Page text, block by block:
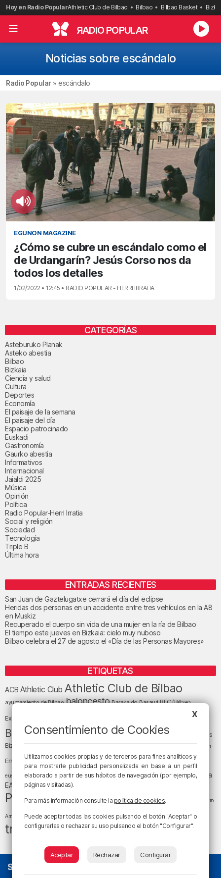
Saltar
al
contenido
Hoy en Radio PopularAthletic Club de Bilbao Bilbao Bilbao Basket
RADIO POPULAR
Noticias sobre escándalo
Radio Popular» escándalo
EGUNON MAGAZINE
¿Cómo se cubre un escándalo como el
de Urdangarín? Jesús Corso nos da
todos los detalles
1/02/2022 • 12:45 • RADIO POPULAR - HERRI IRRATIA
CATEGORÍAS
Asteburuko Planak
Asteko abestia
Bilbao
Bizkaia
Ciencia y salud
Cultura
Deportes
Economía
El paisaje de la semana
El paisaje del día
Espacio patrocinado
Euskadi
Gastronomía
Gaurko abestia
Informativos
Internacional
Jaialdi 2025
Música
Opinión
Política
Radio Popular-Herri Irratia
Social y religión
Sociedad
Tecnología
Triple B
Última hora
ENTRADAS RECIENTES
San Juan de Gaztelugatxe cerrará el día del eclipse
Heridas dos personas en un accidente entre tres vehículos en la A8
en Muskiz
Recuperado el cuerpo sin vida de una mujer en la ría de Bilbao
El tiempo este jueves en Bizkaia: cielo muy nuboso
Bilbao celebra el 27 de agosto el «Día de las Personas Mayores»
ETIQUETAS
ACB Athletic Club Athletic Club de Bilbao
ayuntamiento de Bilbao baloncesto Barakaldo Basauri BEC (Bilbao
Exhibition Center) Bizkaia
Bizkaia y sus comarcas Copa del Rey cultura
Cáritas
Bizkaia
Deusto Diócesis de Bilbao Egunon Bizkaia el tiempo Enkarterri
Ernesto Valverde Ertzaintza Euskadi (País Vasco)
euskera fiestas fútbol Gobierno vasco juanma jubera LaLiga LaLiga
EA Sports Liga Endesa
Política religión San Mamés sociedadsucesos Teatro
Arriaga tiempotiempo atmosféricotráfico
tráfico en Bizkaia
SOBRE NOSOTROS
X
Consentimiento de Cookies
Utilizamos cookies propias y de terceros para fines analíticos y
para mostrarle publicidad personalizada en base a un perfil
elaborado a partir de sus hábitos de navegación (por ejemplo,
páginas visitadas).
Para más información consulte la política de cookies.
Puede aceptar todas las cookies pulsando el botón "Aceptar" o
configurarlas o rechazar su uso pulsando el botón "Configurar".
Aceptar Rechazar Configurar